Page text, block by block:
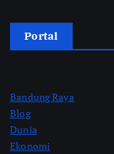
Portal
Bandung Raya
Blog
Dunia
Ekonomi